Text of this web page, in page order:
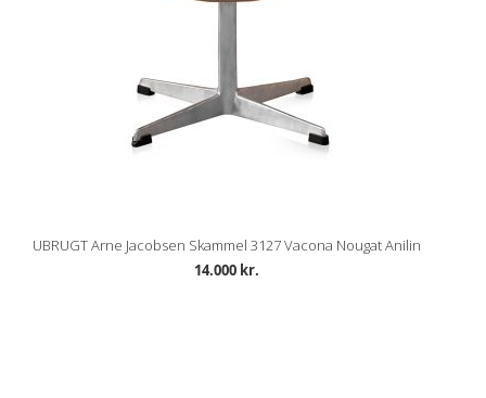
UBRUGT Arne Jacobsen Skammel 3127 Vacona Nougat Anilin
14.000 kr.